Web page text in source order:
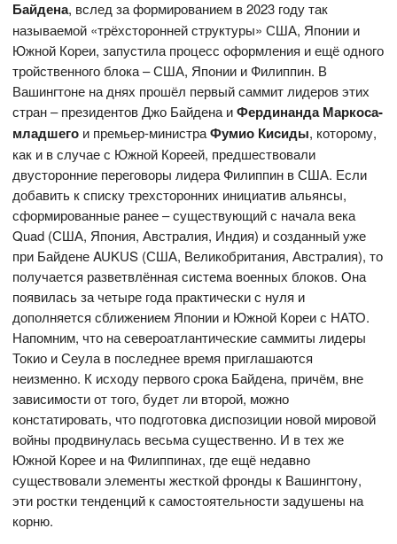
Байдена, вслед за формированием в 2023 году так
называемой «трёхсторонней структуры» США, Японии и
Южной Кореи, запустила процесс оформления и ещё одного
тройственного блока – США, Японии и Филиппин. В
Вашингтоне на днях прошёл первый саммит лидеров этих
стран – президентов Джо Байдена иФердинанда Маркоса-
младшего и премьер-министраФумио Кисиды, которому,
как и в случае с Южной Кореей, предшествовали
двусторонние переговоры лидера Филиппин в США. Если
добавить к списку трехсторонних инициатив альянсы,
сформированные ранее – существующий с начала века
Quad (США, Япония, Австралия, Индия) и созданный уже
при Байдене AUKUS (США, Великобритания, Австралия), то
получается разветвлённая система военных блоков. Она
появилась за четыре года практически с нуля и
дополняется сближением Японии и Южной Кореи с НАТО.
Напомним, что на североатлантические саммиты лидеры
Токио и Сеула в последнее время приглашаются
неизменно. К исходу первого срока Байдена, причём, вне
зависимости от того, будет ли второй, можно
констатировать, что подготовка диспозиции новой мировой
войны продвинулась весьма существенно. И в тех же
Южной Корее и на Филиппинах, где ещё недавно
существовали элементы жесткой фронды к Вашингтону,
эти ростки тенденций к самостоятельности задушены на
корню.